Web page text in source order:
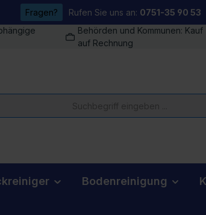
Fragen? Rufen Sie uns an: 0751-35 90 53
Behörden und Kommunen: Kauf
auf Rechnung
Bodenreinigung